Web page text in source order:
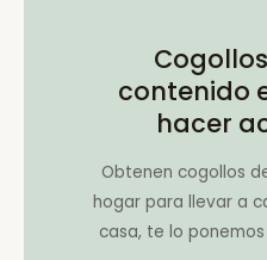
contenido
hacer
Obtenen cogollos
hogar para llevar a
casa, te lo